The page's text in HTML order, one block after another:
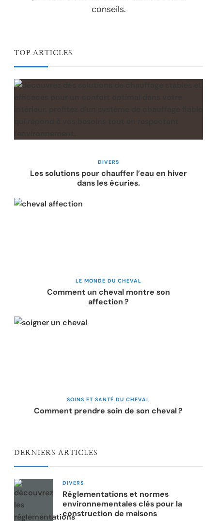
conseils.
TOP ARTICLES
DIVERS
Les solutions pour chauffer l’eau en hiver
dans les écuries.
LE MONDE DU CHEVAL
Comment un cheval montre son
affection ?
SOINS ET SANTÉ DU CHEVAL
Comment prendre soin de son cheval ?
DERNIERS ARTICLES
DIVERS
Réglementations et normes
environnementales clés pour la
construction de maisons